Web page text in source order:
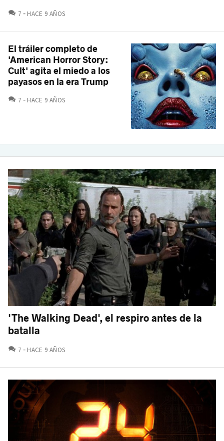
7 COMENTARIOS
HACE 9 AÑOS
El tráiler completo de
'American Horror Story:
Cult' agita el miedo a los
payasos en la era Trump
7 COMENTARIOS
HACE 9 AÑOS
'The Walking Dead', el respiro antes de la
batalla
7 COMENTARIOS
HACE 9 AÑOS